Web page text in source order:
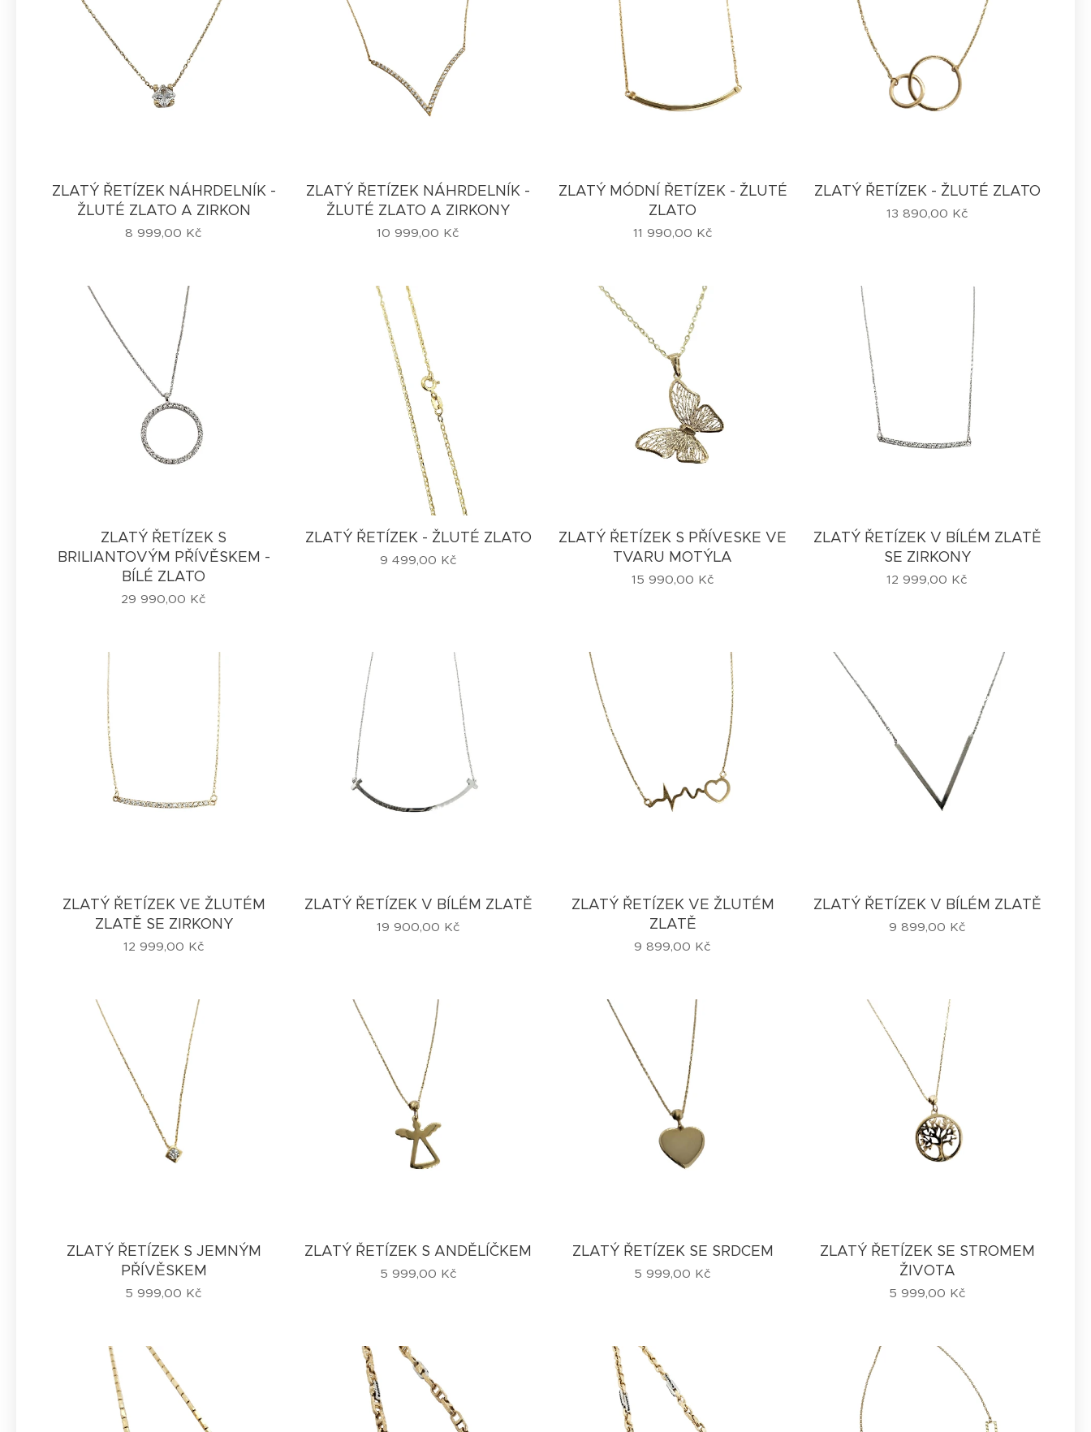
ZLATÝ ŘETÍZEK NÁHRDELNÍK -
ŽLUTÉ ZLATO A ZIRKON
8 999,00 Kč
ZLATÝ ŘETÍZEK NÁHRDELNÍK -
ŽLUTÉ ZLATO A ZIRKONY
10 999,00 Kč
ZLATÝ MÓDNÍ ŘETÍZEK - ŽLUTÉ
ZLATO
11 990,00 Kč
ZLATÝ ŘETÍZEK - ŽLUTÉ ZLATO
13 890,00 Kč
ZLATÝ ŘETÍZEK S
BRILIANTOVÝM PŘÍVĚSKEM -
BÍLÉ ZLATO
29 990,00 Kč
ZLATÝ ŘETÍZEK - ŽLUTÉ ZLATO
9 499,00 Kč
ZLATÝ ŘETÍZEK S PŘÍVESKE VE
TVARU MOTÝLA
15 990,00 Kč
ZLATÝ ŘETÍZEK V BÍLÉM ZLATĚ
SE ZIRKONY
12 999,00 Kč
ZLATÝ ŘETÍZEK VE ŽLUTÉM
ZLATĚ SE ZIRKONY
12 999,00 Kč
ZLATÝ ŘETÍZEK V BÍLÉM ZLATĚ
19 900,00 Kč
ZLATÝ ŘETÍZEK VE ŽLUTÉM
ZLATĚ
9 899,00 Kč
ZLATÝ ŘETÍZEK V BÍLÉM ZLATĚ
9 899,00 Kč
ZLATÝ ŘETÍZEK S JEMNÝM
PŘÍVĚSKEM
5 999,00 Kč
ZLATÝ ŘETÍZEK S ANDĚLÍČKEM
5 999,00 Kč
ZLATÝ ŘETÍZEK SE SRDCEM
5 999,00 Kč
ZLATÝ ŘETÍZEK SE STROMEM
ŽIVOTA
5 999,00 Kč